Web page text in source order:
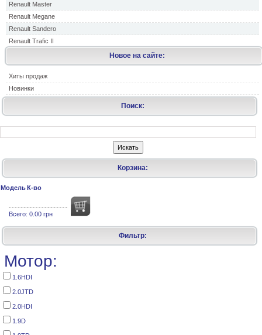
Renault Master
Renault Megane
Renault Sandero
Renault Trafic II
Новое на сайте:
Хиты продаж
Новинки
Поиск:
Корзина:
Модель К-во
Всего: 0.00 грн
Фильтр:
Мотор:
1.6HDI
2.0JTD
2.0HDI
1.9D